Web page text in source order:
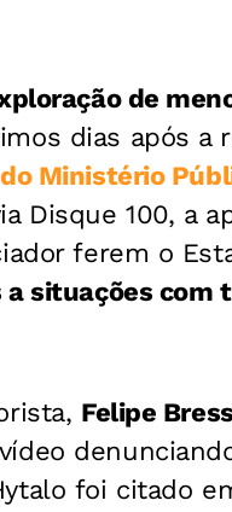
de
dias após a
Ministério
Disque 100, a
ferem o
a situações com
Felipe
foi citado